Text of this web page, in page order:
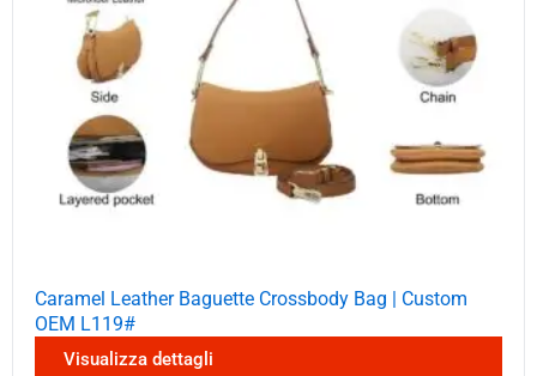
Caramel Leather Baguette Crossbody Bag | Custom
OEM L119#
Visualizza dettagli